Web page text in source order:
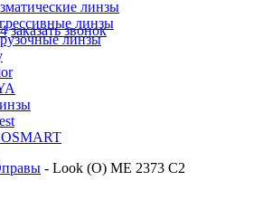
линзы
линзы
линзы
заказать звонок
- Look (O) ME 2373 C2